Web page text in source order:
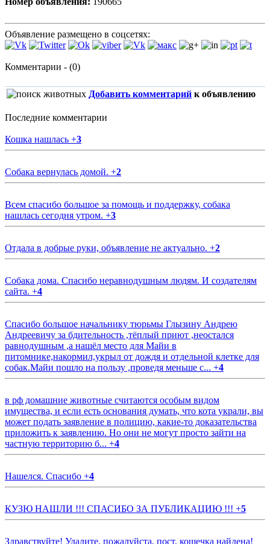
Объявление размещено в соцсетях:
Комментарии - (0)
Добавить комментарий к объявлению
Последние комментарии
Кошка нашлась +3
Собака вернулась домой. +2
Всем спасибо большое за помощь и поддержку, собака
нашлась сегодня утром. +3
Отдала в добрые руки, объявление не актуально. +2
Собака дома. Спасибо неравнодушным людям. И создателям
сайта. +4
Спасибо большое начальнику тюрьмы Глызину Андрею
Андреевичу за бдительность ,тёплый приют ,неостался
равнодушным ,а нашёл место для Майи в
питомнике,накормил,укрыл от дождя и отдельной клетке для
собак.Майи пошло на пользу ,проведя меньше с... +4
в рф домашние животные считаются особым видом
имущества, и если есть основания думать, что кота украли, вы
может подать заявление в полицию, какие-то доказательства
приложить к заявлению. Но они не могут просто зайти на
частную территорию б... +4
Нашелся. Спасибо +4
КУЗЮ НАШЛИ !!! СПАСИБО ЗА ПУБЛИКАЦИЮ !!! +5
Здравствуйте! Удалите, пожалуйста, пост, кошечка найдена!